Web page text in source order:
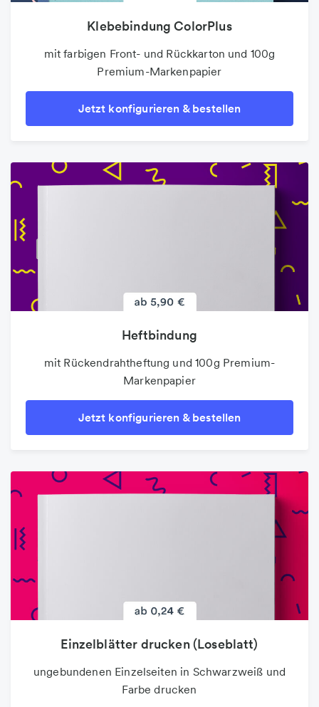
Klebebindung ColorPlus
mit farbigen Front- und Rückkarton und 100g
Premium-Markenpapier
Jetzt konfigurieren & bestellen
Heftbindung
mit Rückendrahtheftung und 100g Premium-
Markenpapier
Jetzt konfigurieren & bestellen
Einzelblätter drucken (Loseblatt)
ungebundenen Einzelseiten in Schwarzweiß und
Farbe drucken